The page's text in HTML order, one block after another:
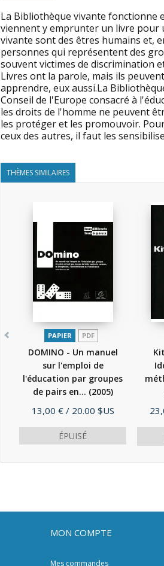
La Bibliothèque vivante fonctionne
viennent y emprunter un livre pour
vivante sont des êtres humains et,
personnes qui représentent des
souvent victimes de discrimination
Livres ont la parole, mais ils
apprendre, eux aussi.La
Conseil de l'Europe consacré à
les droits de l'homme ne peuvent
les protéger et les promouvoir.
ceux des autres, il faut les
THÈMES SIMILAIRES
PAPIER PDF
DOMINO - Un manuel
sur l'emploi de
l'éducation par groupes
de pairs en... (2005)
Prix
13,00 € / 20.00 $US
ÉPUISÉ
MON COMPTE
Mes commandes